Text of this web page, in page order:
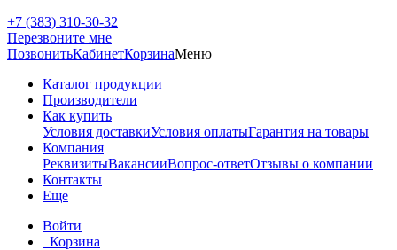
+7 (383) 310-30-32
Перезвоните мне
ПозвонитьКабинетКорзинаМеню
Каталог продукции
Производители
Как купить
Условия доставкиУсловия оплатыГарантия на товары
Компания
РеквизитыВакансииВопрос-ответОтзывы о компании
Контакты
Еще
Войти
Корзина